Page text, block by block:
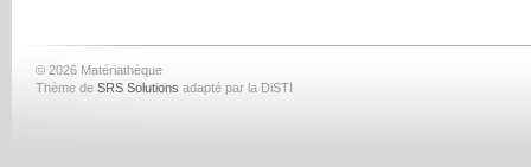
© 2026 Matériathèque
Thème de SRS Solutions adapté par la DiSTI